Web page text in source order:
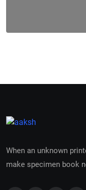
When an unknown
make specimen book